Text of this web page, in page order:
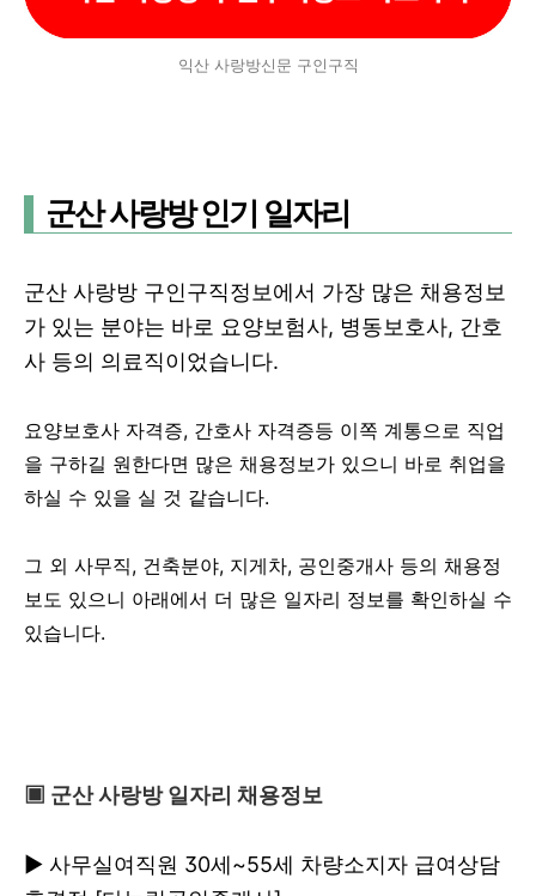
익산 사랑방신문 구인구직
군산 사랑방 인기 일자리
군산 사랑방 구인구직정보에서 가장 많은 채용정보
가 있는 분야는 바로 요양보험사, 병동보호사, 간호
사 등의 의료직이었습니다.
요양보호사 자격증, 간호사 자격증등 이쪽 계통으로 직업
을 구하길 원한다면 많은 채용정보가 있으니 바로 취업을
하실 수 있을 실 것 같습니다.
그 외 사무직, 건축분야, 지게차, 공인중개사 등의 채용정
보도 있으니 아래에서 더 많은 일자리 정보를 확인하실 수
있습니다.
▣ 군산 사랑방 일자리 채용정보
▶ 사무실여직원 30세~55세 차량소지자 급여상담